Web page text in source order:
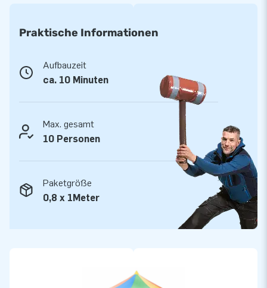
entschieden
gesehen ein Loch in die Luft springen. Unser Team aus
Designern, Entwicklern und Logistikern bieten einzigartige
aufblasbare Attraktionen auf großartiger Weise! Kunden
können sich auf unserem professionellen Service und die
Lieferung verlassen. Sie nennen uns auch "creators of
greatness".
Praktische Informationen
Aufbauzeit
ca. 10 Minuten
Max. gesamt
10 Personen
Paketgröße
0,8 x 1Meter